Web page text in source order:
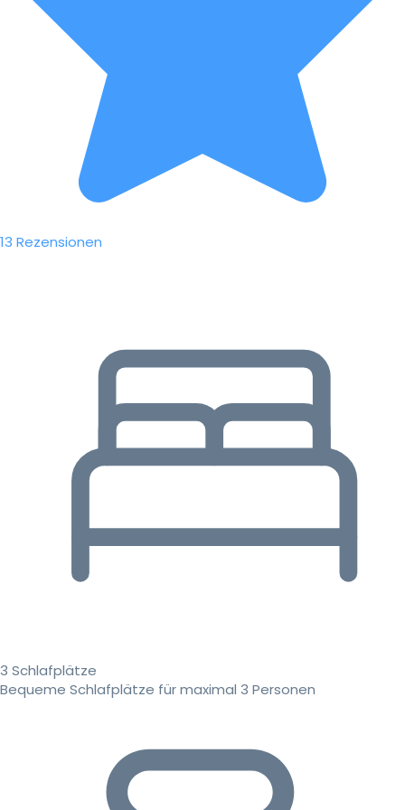
13 Rezensionen
3 Schlafplätze
Bequeme Schlafplätze für maximal 3 Personen